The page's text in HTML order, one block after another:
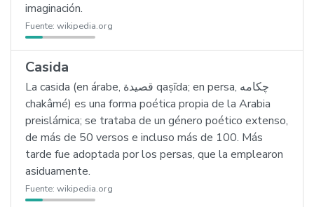
imaginación.
Fuente: wikipedia.org
Casida
La casida (en árabe, قصيدة qaṣīda; en persa, چكامه
chakâmé) es una forma poética propia de la Arabia
preislámica; se trataba de un género poético extenso,
de más de 50 versos e incluso más de 100. Más
tarde fue adoptada por los persas, que la emplearon
asiduamente.
Fuente: wikipedia.org